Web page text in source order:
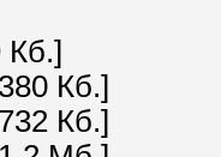
Кб.]
Кб.]
Кб.]